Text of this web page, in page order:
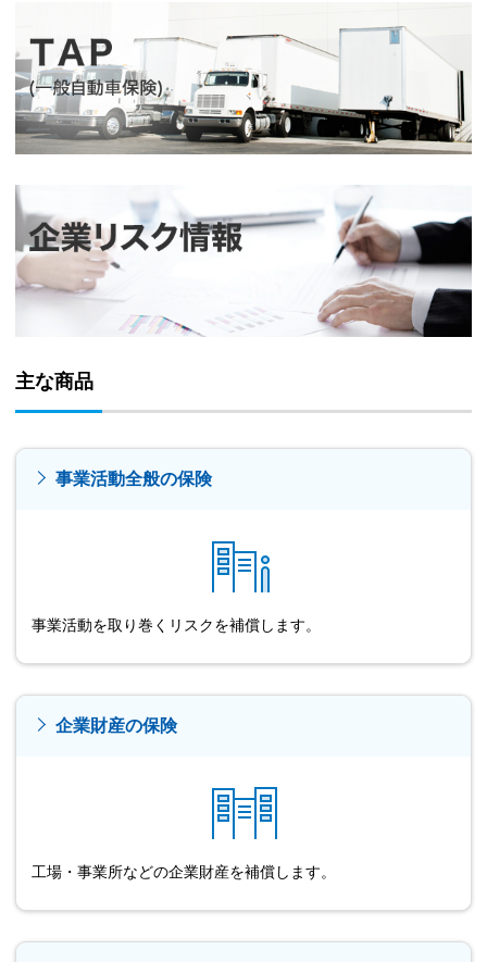
主な商品
事業活動全般の保険
事業活動を取り巻くリスクを補償します。
企業財産の保険
工場・事業所などの企業財産を補償します。